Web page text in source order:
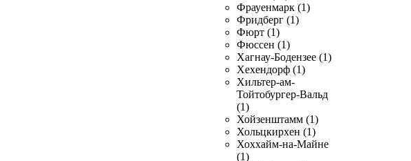
Фрауенмарк (1)
Фридберг (1)
Фюрт (1)
Фюссен (1)
Хагнау-Бодензее (1)
Хехендорф (1)
Хильтер-ам-
Тойтобургер-Вальд
(1)
Хойзенштамм (1)
Хольцкирхен (1)
Хоххайм-на-Майне
(1)